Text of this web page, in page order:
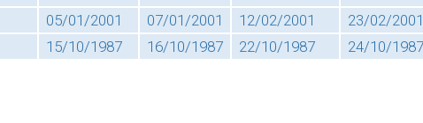
05/01/2001 07/01/2001 12/02/2001
23/02/2001
15/10/1987 16/10/1987 22/10/1987 24/10/1987